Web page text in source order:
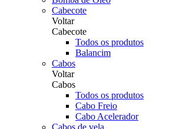
Cabecote
Voltar
Cabecote
Todos os produtos
Balancim
Cabos
Voltar
Cabos
Todos os produtos
Cabo Freio
Cabo Acelerador
Cabos de vela